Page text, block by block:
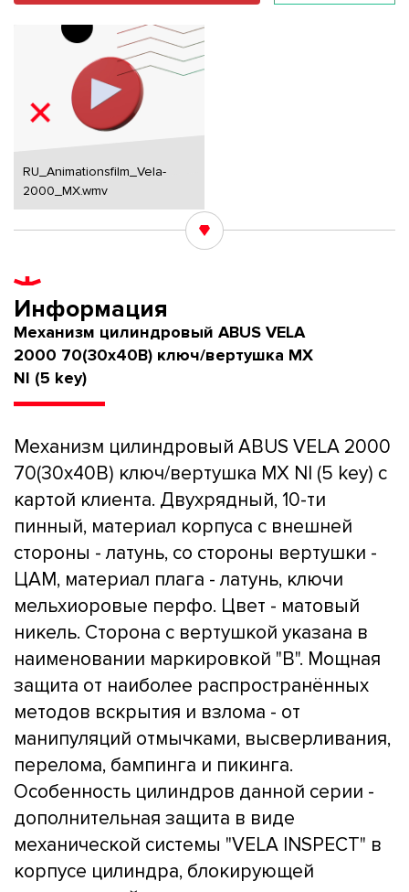
RU_Animationsfilm_Vela-
2000_MX.wmv
Информация
Механизм цилиндровый ABUS VELA
2000 70(30x40В) ключ/вертушка MX
NI (5 key)
Механизм цилиндровый ABUS VELA 2000
70(30x40В) ключ/вертушка MX NI (5 key) с
картой клиента. Двухрядный, 10-ти
пинный, материал корпуса с внешней
стороны - латунь, со стороны вертушки -
ЦАМ, материал плага - латунь, ключи
мельхиоровые перфо. Цвет - матовый
никель. Сторона с вертушкой указана в
наименовании маркировкой "B". Мощная
защита от наиболее распространённых
методов вскрытия и взлома - от
манипуляций отмычками, высверливания,
перелома, бампинга и пикинга.
Особенность цилиндров данной серии -
дополнительная защита в виде
механической системы "VELA INSPECT" в
корпусе цилиндра, блокирующей